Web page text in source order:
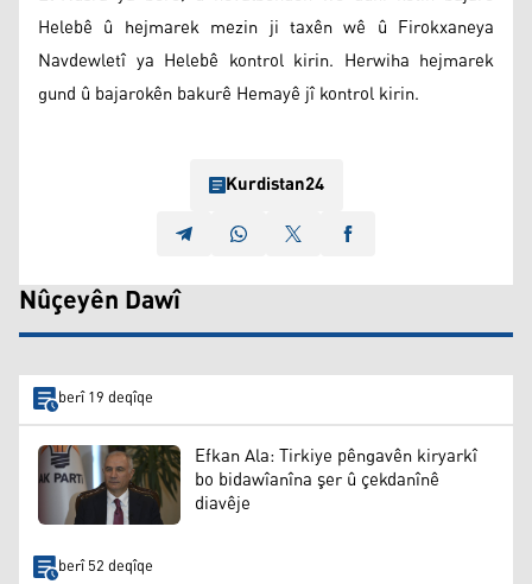
Helebê û hejmarek mezin ji taxên wê û Firokxaneya
Navdewletî ya Helebê kontrol kirin. Herwiha hejmarek
gund û bajarokên bakurê Hemayê jî kontrol kirin.
Kurdistan24
Nûçeyên Dawî
berî 19 deqîqe
Efkan Ala: Tirkiye pêngavên kiryarkî
bo bidawîanîna şer û çekdanînê
diavêje
berî 52 deqîqe